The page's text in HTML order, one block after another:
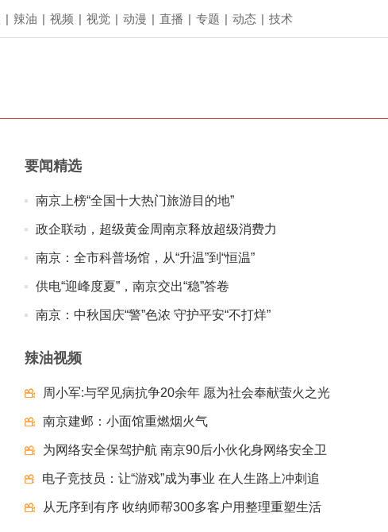
| 辣油 | 视频 | 视觉 | 动漫 | 直播 | 专题 | 动态 | 技术
要闻精选
南京上榜“全国十大热门旅游目的地”
政企联动，超级黄金周南京释放超级消费力
南京：全市科普场馆，从“升温”到“恒温”
供电“迎峰度夏”，南京交出“稳”答卷
南京：中秋国庆“警”色浓 守护平安“不打烊”
辣油视频
周小军:与罕见病抗争20余年 愿为社会奉献萤火之光
南京建邺：小面馆重燃烟火气
为网络安全保驾护航 南京90后小伙化身网络安全卫
士
电子竞技员：让“游戏”成为事业 在人生路上冲刺追
梦夺冠
从无序到有序 收纳师帮300多客户用整理重塑生活